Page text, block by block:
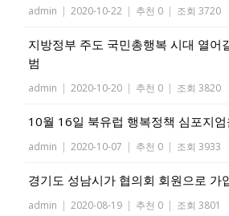
admin | 2020-10-22 | 추천 0 | 조회 3720
지방정부 주도 국민총행복 시대 열어
범
admin | 2020-10-20 | 추천 0 | 조회 3820
10월 16일 북유럽 행복정책 심포지
admin | 2020-10-07 | 추천 0 | 조회 3933
경기도 성남시가 협의회 회원으로 가
admin | 2020-08-19 | 추천 0 | 조회 3801